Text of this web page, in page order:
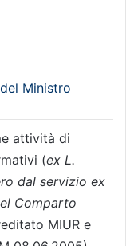
Ministro
attività di
(ex L.
dal servizio ex
Comparto
MIUR e